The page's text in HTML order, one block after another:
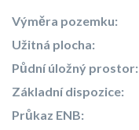
Výměra pozemku:
Užitná plocha:
Půdní úložný prostor:
Základní dispozice:
Průkaz ENB: